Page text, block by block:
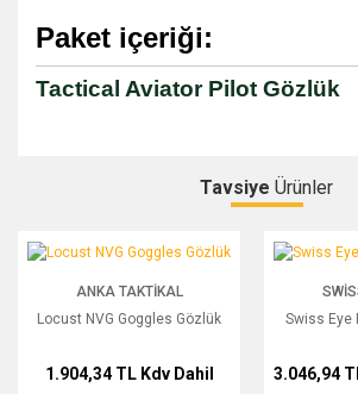
Paket içeriği:
Tactical Aviator Pilot Gözlük
Bu ürüne ilk yorumu siz yapın!
Yorum Yaz
Tavsiye Ürünler
Locust NVG Goggles Gözlük
ANKA TAKTIKAL
Locust NVG Goggles Gözlük
1.904,34 TL Kdv Dahil
Swiss Eye
Swiss Eye
3.046,94